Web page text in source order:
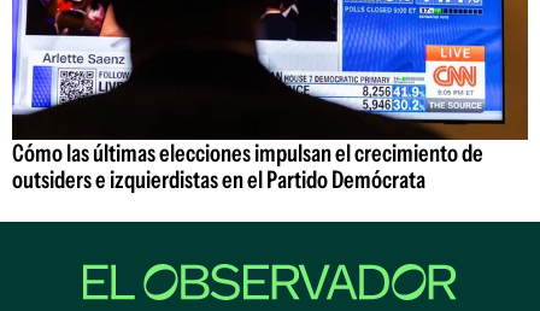
Cómo las últimas elecciones impulsan el crecimiento de
outsiders e izquierdistas en el Partido Demócrata